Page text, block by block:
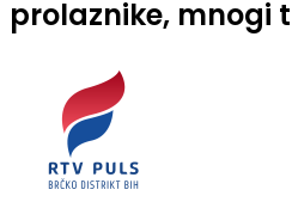
prolaznike, mnogi